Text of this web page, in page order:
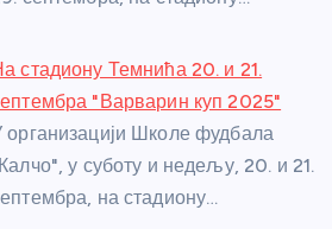
стадиону Темнића 20. и 21.
"Варварин куп 2025"
организацији Школе фудбала
у суботу и недељу, 20. и 21.
на стадиону…